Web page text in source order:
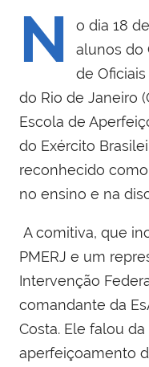
N
o dia 18
alunos do
de
do Rio de Janeiro
Escola de
do Exército
reconhecido
no ensino e na
A comitiva, que
PMERJ e um
Intervenção
comandante da
Costa. Ele falou
aperfeiçoamento